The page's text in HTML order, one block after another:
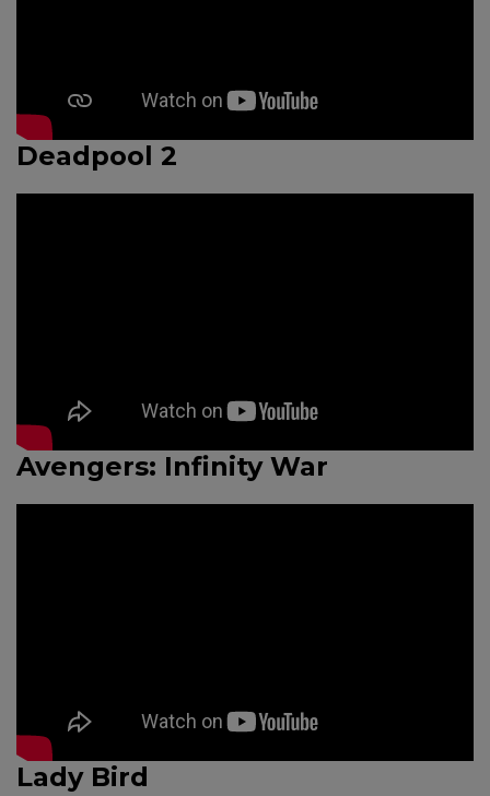
Deadpool 2
Avengers: Infinity War
Lady Bird